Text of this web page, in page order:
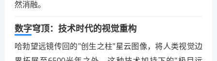
然消融。
数字穹顶：技术时代的视觉重构
哈勃望远镜传回的"创生之柱"星云图像，将人类视觉边